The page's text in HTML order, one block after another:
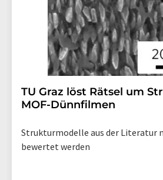
TU Graz löst Rätsel um
MOF-Dünnfilmen
Strukturmodelle aus der Literatur
bewertet werden